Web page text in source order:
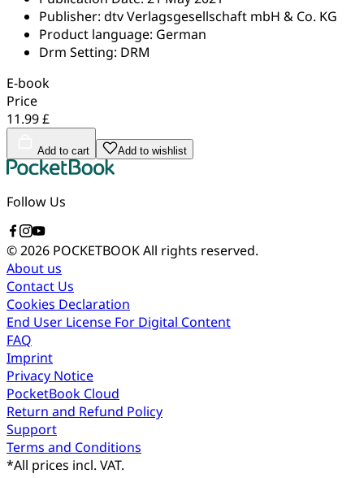
Publisher: dtv Verlagsgesellschaft mbH & Co. KG
Product language: German
Drm Setting: DRM
E-book
Price
11.99 £
Add to cart Add to wishlist
Follow Us
© 2026 POCKETBOOKAll rights reserved.
About us
Contact Us
Cookies Declaration
End User License For Digital Content
FAQ
Imprint
Privacy Notice
PocketBook Cloud
Return and Refund Policy
Support
Terms and Conditions
*All prices incl. VAT.